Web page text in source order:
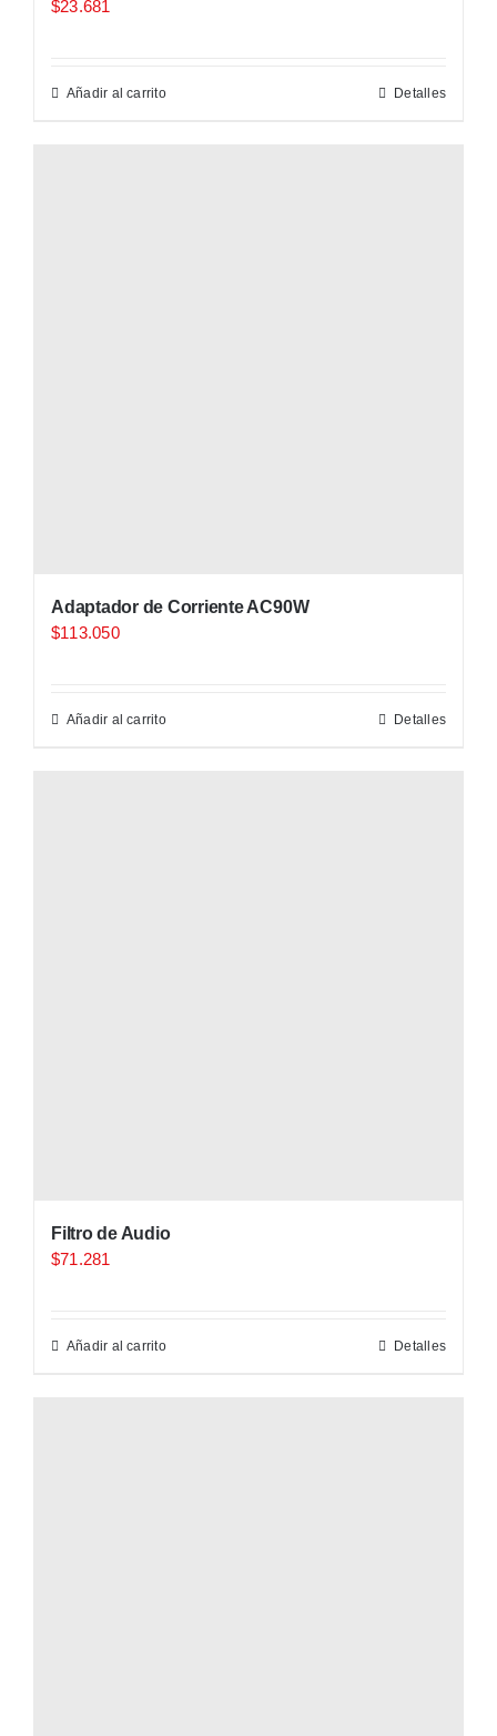
$23.681
Añadir al carrito Detalles
Adaptador de Corriente AC90W
$113.050
Añadir al carrito Detalles
Filtro de Audio
$71.281
Añadir al carrito Detalles